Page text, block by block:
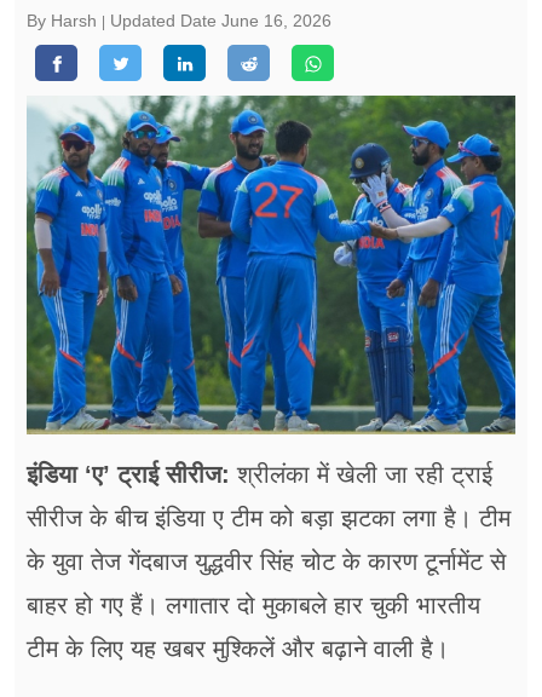
वीडियो
रिलेशनशिप
जीवन मंत्रा
फूड
सेहत
ब्‍यूटी
जॉब्स
शिक्षा
अन्य खबरें
By Harsh
Updated Date June 16, 2026
इंडिया ‘ए’ ट्राई सीरीज: श्रीलंका में खेली जा रही ट्राई
सीरीज के बीच इंडिया ए टीम को बड़ा झटका लगा है। टीम
के युवा तेज गेंदबाज युद्धवीर सिंह चोट के कारण टूर्नामेंट से
बाहर हो गए हैं। लगातार दो मुकाबले हार चुकी भारतीय
टीम के लिए यह खबर मुश्किलें और बढ़ाने वाली है।